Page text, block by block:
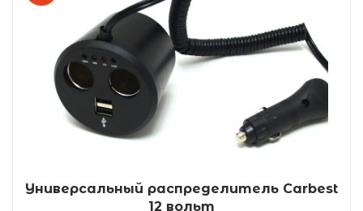
Универсальный распределитель Carbest
12 вольт